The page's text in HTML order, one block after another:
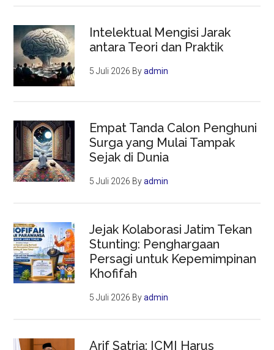
Intelektual Mengisi Jarak
antara Teori dan Praktik
5 Juli 2026 Byadmin
Empat Tanda Calon Penghuni
Surga yang Mulai Tampak
Sejak di Dunia
5 Juli 2026 Byadmin
Jejak Kolaborasi Jatim Tekan
Stunting: Penghargaan
Persagi untuk Kepemimpinan
Khofifah
5 Juli 2026 Byadmin
Arif Satria: ICMI Harus